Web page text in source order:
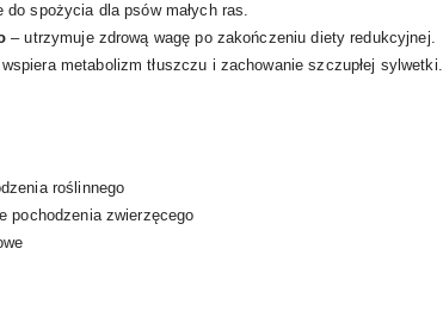
do spożycia dla psów małych ras.
– utrzymuje zdrową wagę po zakończeniu diety redukcyjnej.
metabolizm tłuszczu i zachowanie szczupłej sylwetki.
roślinnego
pochodzenia zwierzęcego